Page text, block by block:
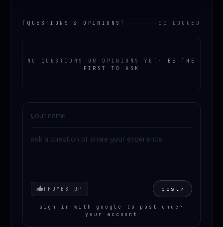
QUESTIONS & OPINIONS 00 LOGGED
NO QUESTIONS OR OPINIONS YET ·
BE THE
FIRST TO ASK
Your mood
THUMBS UP post ↗
sign in with google to post under
your account